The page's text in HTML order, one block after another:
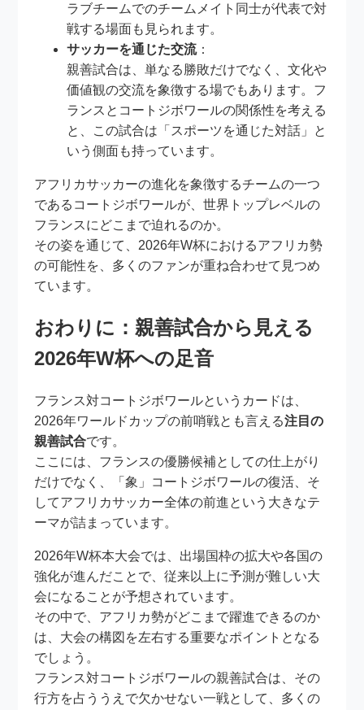
ラブチームでのチームメイト同士が代表で対
戦する場面も見られます。
サッカーを通じた交流：
親善試合は、単なる勝敗だけでなく、文化や
価値観の交流を象徴する場でもあります。フ
ランスとコートジボワールの関係性を考える
と、この試合は「スポーツを通じた対話」と
いう側面も持っています。
アフリカサッカーの進化を象徴するチームの一つ
であるコートジボワールが、世界トップレベルの
フランスにどこまで迫れるのか。
その姿を通じて、2026年W杯におけるアフリカ勢
の可能性を、多くのファンが重ね合わせて見つめ
ています。
おわりに：親善試合から見える
2026年W杯への足音
フランス対コートジボワールというカードは、
2026年ワールドカップの前哨戦とも言える注目の
親善試合です。
ここには、フランスの優勝候補としての仕上がり
だけでなく、「象」コートジボワールの復活、そ
してアフリカサッカー全体の前進という大きなテ
ーマが詰まっています。
2026年W杯本大会では、出場国枠の拡大や各国の
強化が進んだことで、従来以上に予測が難しい大
会になることが予想されています。
その中で、アフリカ勢がどこまで躍進できるのか
は、大会の構図を左右する重要なポイントとなる
でしょう。
フランス対コートジボワールの親善試合は、その
行方を占ううえで欠かせない一戦として、多くの